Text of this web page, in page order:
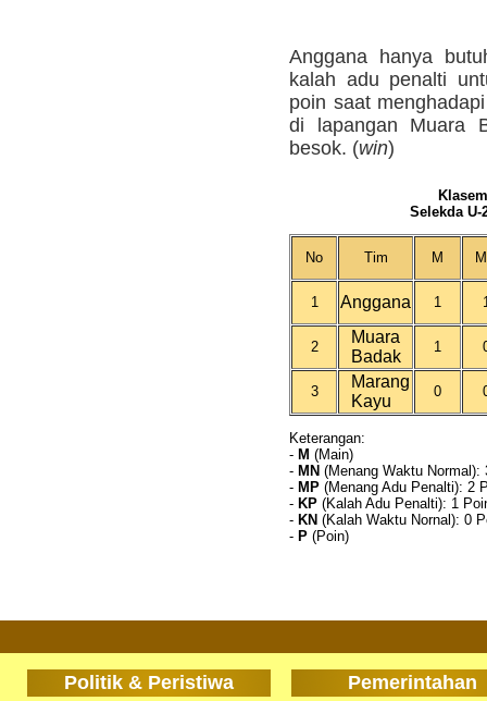
Anggana hanya
kalah adu penalti
poin saat
di lapangan Muara
besok. (win)
Selekda U-
No Tim M
1 Anggana 1
2
Muara
Badak
1
3
Marang
Kayu
0
Keterangan:
- M (Main)
- MN (Menang Waktu Normal):
- MP (Menang Adu Penalti): 2
- KP (Kalah Adu Penalti): 1
- KN (Kalah Waktu Nornal): 0
- P (Poin)
Politik & Peristiwa Pemerintahan